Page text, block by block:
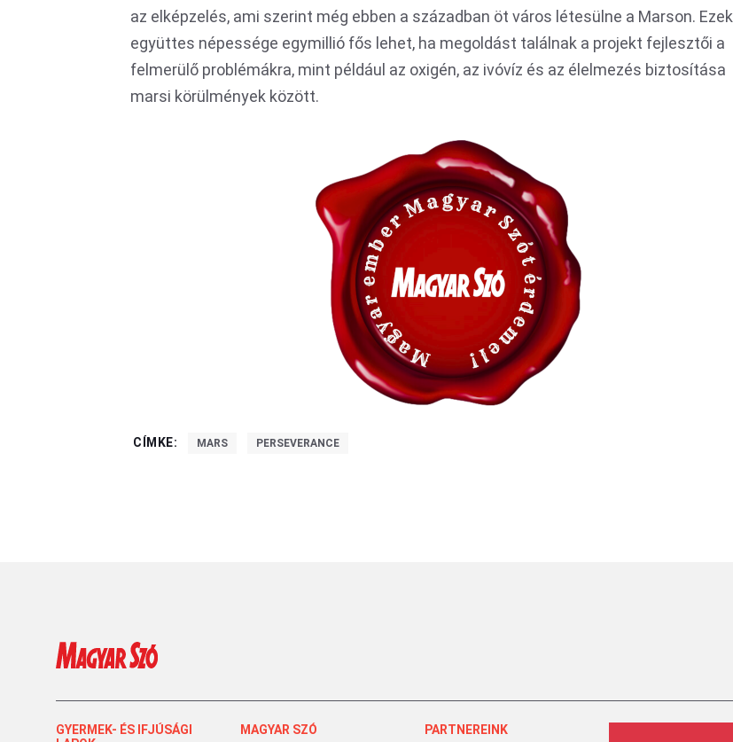
az elképzelés, ami szerint még ebben a században öt város létesülne a Marson. Ezek
együttes népessége egymillió fős lehet, ha megoldást találnak a projekt fejlesztői a
felmerülő problémákra, mint például az oxigén, az ivóvíz és az élelmezés biztosítása
marsi körülmények között.
CÍMKE: MARS PERSEVERANCE
GYERMEK- ÉS IFJÚSÁGI
MAGYAR SZÓ PARTNEREINK